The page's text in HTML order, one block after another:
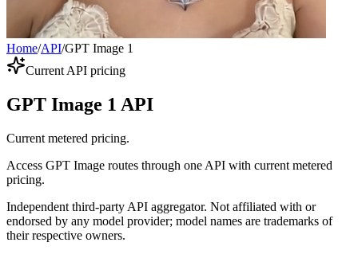
Home/API/GPT Image 1
Current API pricing
GPT Image 1 API
Current metered pricing.
Access GPT Image routes through one API with current metered
pricing.
Independent third-party API aggregator. Not affiliated with or
endorsed by any model provider; model names are trademarks of
their respective owners.